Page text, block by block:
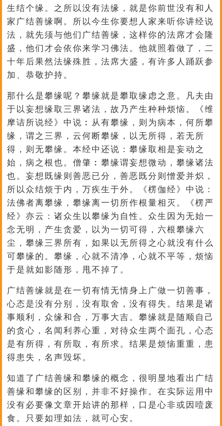
生结个缘。之所以没有法缘，就是你前世没有和人
家广结善缘啊。所以今生你要想人家来听你讲经说
法，就先须与他们广结善缘，这样你的法席才会隆
盛，他们才会依你来学习佛法。他就照着做了，二
十年后果然法缘殊胜，法席大盛，有许多人踊跃参
加、恭敬护持。
那什么是攀缘呢？攀缘就是攀取缘虑之意。凡夫由
于以妄想缘取三界诸法，故乃产生种种烦恼。《维
摩诘所说经》中说︰从有攀缘，则为病本，何所攀
缘，谓之三界，云何断攀缘，以无所得，若无所
得，则无攀缘。本经中还说：攀缘取相是妄动之
始，病之根也。僧肇︰攀缘谓妄想微动，攀缘诸法
也。妄想既缘则善恶已分，善恶既分则憎爱并炽，
所以众结烦于内，万疾生于外。《楞伽经》中说：
法佛者离攀缘，攀缘离一切所作根量相灭。《楞严
经》亦云：诸众生以攀缘为自性。众生因为无始一
念无明，产生贪爱，以为一切可得，六根攀缘六
尘，攀缘三界所有，如果以无所得之心就没有什么
可攀缘的。攀缘，心就不清净，心就不平等，烦恼
于是就如影随形，甩不掉了。
广结善缘就是在一切有情无情身上广做一切善事，
心态是没有分别，没有取舍，没有得失。结果是诸
事顺利，众缘和合，万事大吉。攀缘就是随顺自己
的贪心，名闻利养心重，对待众生两个面孔，心态
是有所得，有所取，有所求。结果是烦恼重重，患
得患失，名声毁坏。
知道了广结善缘和攀缘的概念，很明显地看出广结
善缘和攀缘的区别，并非不好操作。在实际运用中
没有必要像文章开始讲的那样，口是心非或因噎废
食。只要如理如法，就可心安。